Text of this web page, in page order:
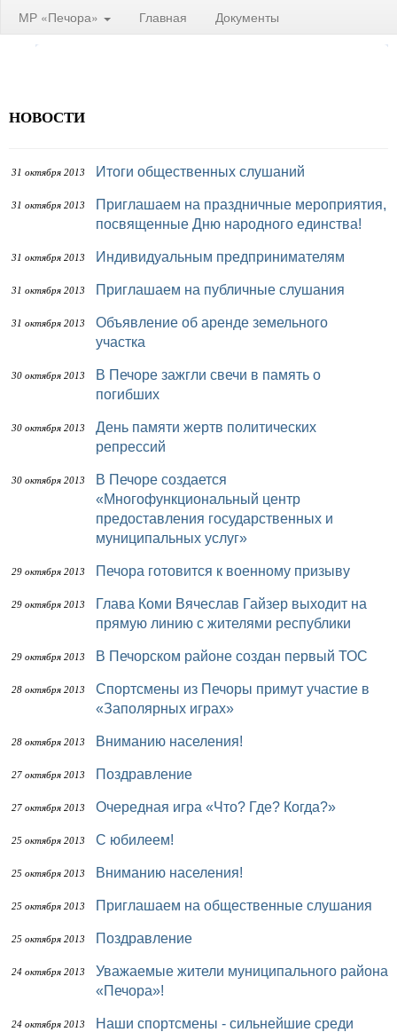
МР «Печора» Главная Документы
НОВОСТИ
31 октября 2013 Итоги общественных слушаний
31 октября 2013
Приглашаем на праздничные мероприятия,
посвященные Дню народного единства!
31 октября 2013 Индивидуальным предпринимателям
31 октября 2013 Приглашаем на публичные слушания
31 октября 2013
Объявление об аренде земельного
участка
30 октября 2013
В Печоре зажгли свечи в память о
погибших
30 октября 2013
День памяти жертв политических
репрессий
30 октября 2013
В Печоре создается
«Многофункциональный центр
предоставления государственных и
муниципальных услуг»
29 октября 2013 Печора готовится к военному призыву
29 октября 2013
Глава Коми Вячеслав Гайзер выходит на
прямую линию с жителями республики
29 октября 2013 В Печорском районе создан первый ТОС
28 октября 2013
Спортсмены из Печоры примут участие в
«Заполярных играх»
28 октября 2013 Вниманию населения!
27 октября 2013 Поздравление
27 октября 2013 Очередная игра «Что? Где? Когда?»
25 октября 2013 С юбилеем!
25 октября 2013 Вниманию населения!
25 октября 2013 Приглашаем на общественные слушания
25 октября 2013 Поздравление
24 октября 2013
Уважаемые жители муниципального района
«Печора»!
24 октября 2013
Наши спортсмены - сильнейшие среди